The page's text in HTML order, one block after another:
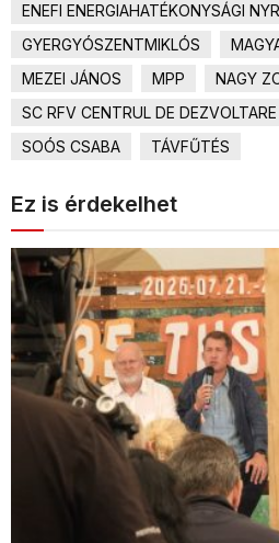
ENEFI ENERGIAHATÉKONYSÁGI
GYERGYÓSZENTMIKLÓS
MEZEI JÁNOS
MPP
NAGY
SC RFV CENTRUL DE
SOÓS CSABA
TÁVFŰTÉS
Ez is érdekelhet